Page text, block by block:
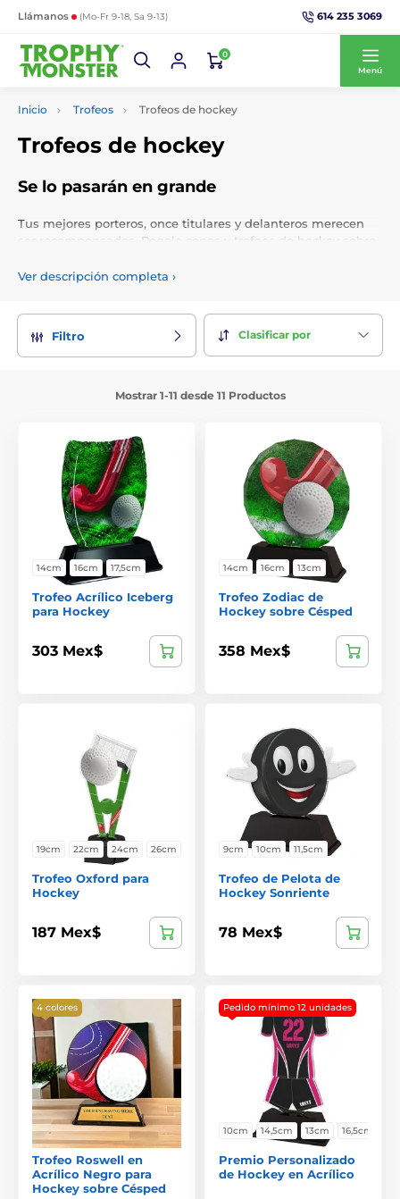
Llámanos (Mo-Fr 9-18, Sa 9-13) 614 235 3069
0
Menú
Inicio Trofeos Trofeos de hockey
Trofeos de hockey
Se lo pasarán en grande
Tus mejores porteros, once titulares y delanteros merecen
ser recompensados. Regale copas y trofeos de hockey sobre
sus premios con grabados personalizados e inserción de
Ver descripción completa ›
Filtro Clasificar por
Mostrar 1-11 desde 11 Productos
14cm 16cm 17,5cm
Trofeo Acrílico Iceberg
para Hockey
303 Mex$
14cm 16cm 13cm
Trofeo Zodiac de
Hockey sobre Césped
358 Mex$
19cm 22cm 24cm 26cm
Trofeo Oxford para
Hockey
187 Mex$
9cm 10cm 11,5cm
Trofeo de Pelota de
Hockey Sonriente
78 Mex$
4 colores
Trofeo Roswell en
Acrílico Negro para
Hockey sobre Césped
Pedido mínimo 12 unidades
10cm 14,5cm 13cm 16,5cm
Premio Personalizado
de Hockey en Acrílico